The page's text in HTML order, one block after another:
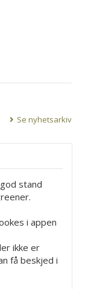
Se nyhetsarkiv
stand
i appen
ikke er
få beskjed i